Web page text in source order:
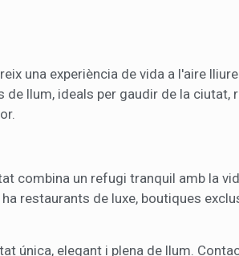
una experiència de vida a l'aire
llum, ideals per gaudir de la ciutat,
combina un refugi tranquil amb la
restaurants de luxe, boutiques
única, elegant i plena de llum.